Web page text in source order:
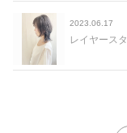
2023.06.17
レイヤース